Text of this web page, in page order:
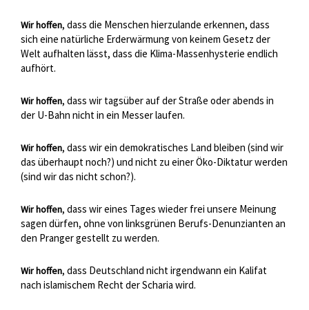
Wir hoffen, dass die Menschen hierzulande erkennen, dass
sich eine natürliche Erderwärmung von keinem Gesetz der
Welt aufhalten lässt, dass die Klima-Massenhysterie endlich
aufhört.
Wir hoffen, dass wir tagsüber auf der Straße oder abends in
der U-Bahn nicht in ein Messer laufen.
Wir hoffen, dass wir ein demokratisches Land bleiben (sind wir
das überhaupt noch?) und nicht zu einer Öko-Diktatur werden
(sind wir das nicht schon?).
Wir hoffen, dass wir eines Tages wieder frei unsere Meinung
sagen dürfen, ohne von linksgrünen Berufs-Denunzianten an
den Pranger gestellt zu werden.
Wir hoffen, dass Deutschland nicht irgendwann ein Kalifat
nach islamischem Recht der Scharia wird.